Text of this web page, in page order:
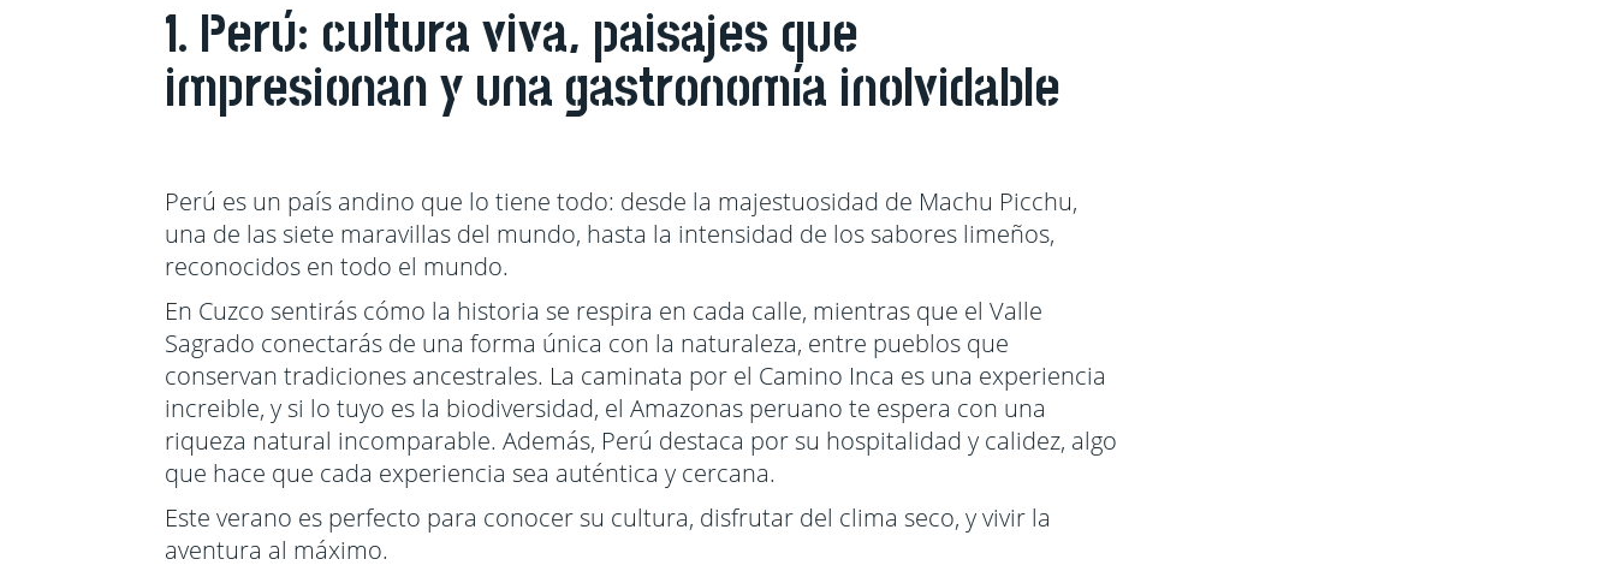
1. Perú: cultura viva, paisajes que
impresionan y una gastronomía inolvidable
Perú es un país andino que lo tiene todo: desde la majestuosidad de Machu Picchu,
una de las siete maravillas del mundo, hasta la intensidad de los sabores limeños,
reconocidos en todo el mundo.
En Cuzco sentirás cómo la historia se respira en cada calle, mientras que el Valle
Sagrado conectarás de una forma única con la naturaleza, entre pueblos que
conservan tradiciones ancestrales. La caminata por el Camino Inca es una experiencia
increible, y si lo tuyo es la biodiversidad, el Amazonas peruano te espera con una
riqueza natural incomparable. Además, Perú destaca por su hospitalidad y calidez, algo
que hace que cada experiencia sea auténtica y cercana.
Este verano es perfecto para conocer su cultura, disfrutar del clima seco, y vivir la
aventura al máximo.